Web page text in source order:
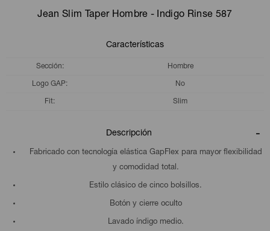
Jean Slim Taper Hombre - Indigo Rinse 587
Características
Sección Hombre
Logo GAP No
Fit Slim
Descripción
Fabricado con tecnología elástica GapFlex para mayor flexibilidad
y comodidad total.
Estilo clásico de cinco bolsillos.
Botón y cierre oculto
Lavado índigo medio.
Calzas